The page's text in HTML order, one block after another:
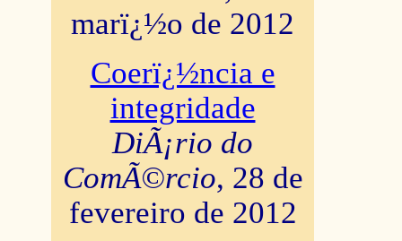
marï¿½o de 2012
Coerï¿½ncia e
integridade
DiÃ¡rio do
ComÃ©rcio, 28 de
fevereiro de 2012